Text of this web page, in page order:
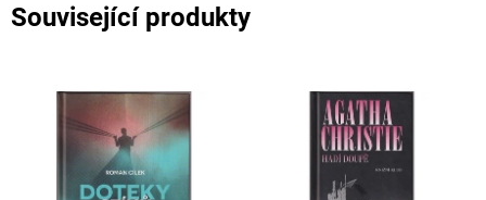
Související produkty